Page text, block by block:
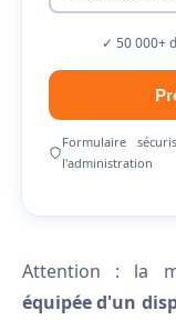
✓ 50 000+
Formulaire
l'administration
Attention : la
équipée d'un